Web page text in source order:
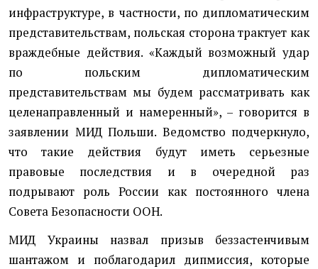
инфраструктуре, в частности, по дипломатическим
представительствам, польская сторона трактует как
враждебные действия. «Каждый возможный удар
по польским дипломатическим
представительствам мы будем рассматривать как
целенаправленный и намеренный», – говорится в
заявлении МИД Польши. Ведомство подчеркнуло,
что такие действия будут иметь серьезные
правовые последствия и в очередной раз
подрывают роль России как постоянного члена
Совета Безопасности ООН.
МИД Украины назвал призыв беззастенчивым
шантажом и поблагодарил дипмиссия, которые